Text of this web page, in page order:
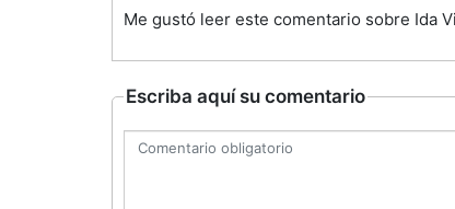
Me gustó leer este comentario sobre Ida
Escriba aquí su comentario